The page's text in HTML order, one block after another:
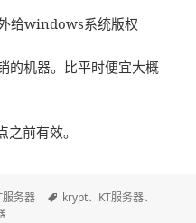
给windows系统版权
的机器。比平时便宜大概
前有效。
服务器
标
krypt、 KT服务器、